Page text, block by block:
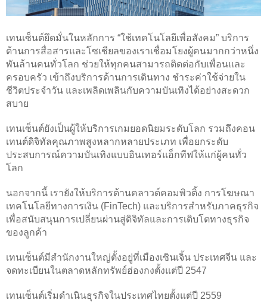
เทนเซ็นต์ยึดมั่นในหลักการ “ใช้เทคโนโลยีเพื่อสังคม” บริการ
ด้านการสื่อสารและโซเชียลของเราเชื่อมโยงผู้คนมากกว่าหนึ่ง
พันล้านคนทั่วโลก ช่วยให้ทุกคนสามารถติดต่อกับเพื่อนและ
ครอบครัว เข้าถึงบริการด้านการเดินทาง ชำระค่าใช้จ่ายใน
ชีวิตประจำวัน และเพลิดเพลินกับความบันเทิงได้อย่างสะดวก
สบาย
เทนเซ็นต์ยังเป็นผู้ให้บริการเกมยอดนิยมระดับโลก รวมถึงคอน
เทนต์ดิจิทัลคุณภาพสูงหลากหลายประเภท เพื่อยกระดับ
ประสบการณ์ความบันเทิงแบบอินเทอร์แอ็กทีฟให้แก่ผู้คนทั่ว
โลก
นอกจากนี้ เรายังให้บริการด้านคลาวด์คอมพิวติ้ง การโฆษณา
เทคโนโลยีทางการเงิน (FinTech) และบริการสำหรับภาคธุรกิจ
เพื่อสนับสนุนการเปลี่ยนผ่านสู่ดิจิทัลและการเติบโตทางธุรกิจ
ของลูกค้า
เทนเซ็นต์มีสำนักงานใหญ่ตั้งอยู่ที่เมืองเซินเจิ้น ประเทศจีน และ
จดทะเบียนในตลาดหลักทรัพย์ฮ่องกงตั้งแต่ปี 2547
เทนเซ็นต์เริ่มดำเนินธุรกิจในประเทศไทยตั้งแต่ปี 2559